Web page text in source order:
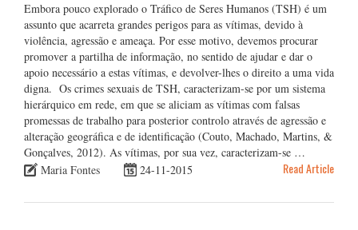
Embora pouco explorado o Tráfico de Seres Humanos (TSH) é um
assunto que acarreta grandes perigos para as vítimas, devido à
violência, agressão e ameaça. Por esse motivo, devemos procurar
promover a partilha de informação, no sentido de ajudar e dar o
apoio necessário a estas vítimas, e devolver-lhes o direito a uma vida
digna. Os crimes sexuais de TSH, caracterizam-se por um sistema
hierárquico em rede, em que se aliciam as vítimas com falsas
promessas de trabalho para posterior controlo através de agressão e
alteração geográfica e de identificação (Couto, Machado, Martins, &
Gonçalves, 2012). As vítimas, por sua vez, caracterizam-se …
Maria Fontes
24-11-2015 Read Article